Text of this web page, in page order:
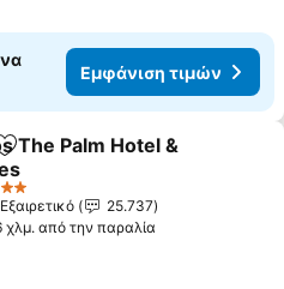
Εμφάνιση τιμών
Προσθήκη στα αγαπημένα
The Palm Hotel &
Εξαιρετικό
25.737
χλμ. από την παραλία